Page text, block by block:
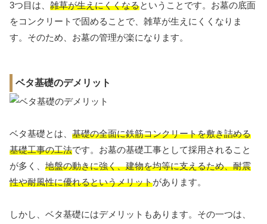
3つ目は、 雑草が生えにくくなるということです。お墓の底面
をコンクリートで固めることで、雑草が生えにくくなりま
す。そのため、お墓の管理が楽になります。
ベタ基礎のデメリット
ベタ基礎とは、 基礎の全面に鉄筋コンクリートを敷き詰める
基礎工事の工法です。お墓の基礎工事として採用されること
が多く、 地盤の動きに強く、建物を均等に支えるため、耐震
性や耐風性に優れるというメリットがあります。
しかし、ベタ基礎にはデメリットもあります。その一つは、